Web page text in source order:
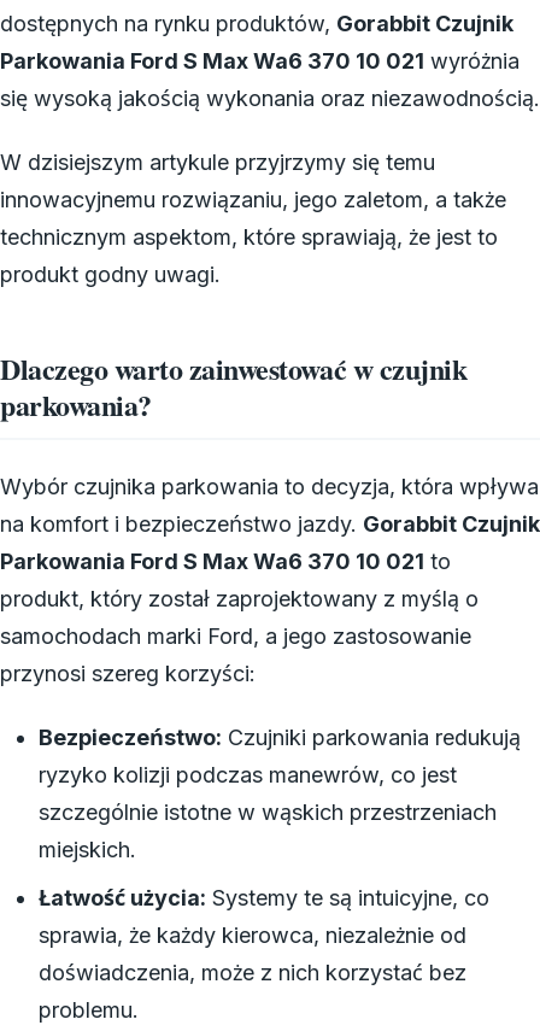
dostępnych na rynku produktów, Gorabbit Czujnik
Parkowania Ford S Max Wa6 370 10 021 wyróżnia
się wysoką jakością wykonania oraz niezawodnością.
W dzisiejszym artykule przyjrzymy się temu
innowacyjnemu rozwiązaniu, jego zaletom, a także
technicznym aspektom, które sprawiają, że jest to
produkt godny uwagi.
Dlaczego warto zainwestować w czujnik
parkowania?
Wybór czujnika parkowania to decyzja, która wpływa
na komfort i bezpieczeństwo jazdy. Gorabbit Czujnik
Parkowania Ford S Max Wa6 370 10 021 to
produkt, który został zaprojektowany z myślą o
samochodach marki Ford, a jego zastosowanie
przynosi szereg korzyści:
Bezpieczeństwo: Czujniki parkowania redukują
ryzyko kolizji podczas manewrów, co jest
szczególnie istotne w wąskich przestrzeniach
miejskich.
Łatwość użycia: Systemy te są intuicyjne, co
sprawia, że każdy kierowca, niezależnie od
doświadczenia, może z nich korzystać bez
problemu.